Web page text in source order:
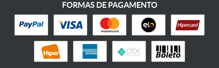
FORMAS DE PAGAMENTO